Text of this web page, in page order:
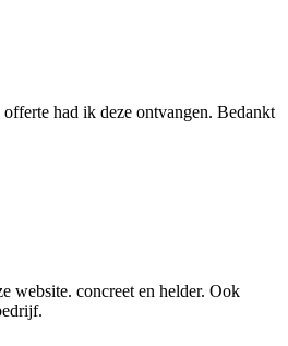
had ik deze ontvangen. Bedankt
website. concreet en helder. Ook